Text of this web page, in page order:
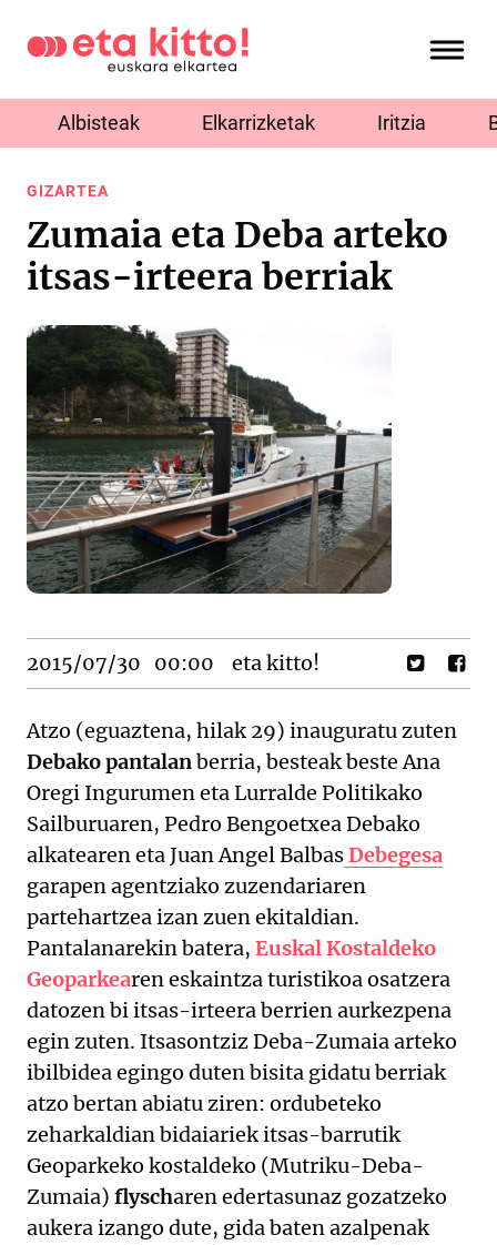
Albisteak Elkarrizketak Iritzia
GIZARTEA
Zumaia eta Deba arteko
itsas-irteera berriak
2015/07/30 00:00 eta kitto!
Atzo (eguaztena, hilak 29) inauguratu zuten
Debako pantalanberria, besteak beste Ana
Oregi Ingurumen eta Lurralde Politikako
Sailburuaren, Pedro Bengoetxea Debako
alkatearen eta Juan Angel BalbasDebegesa
garapen agentziako zuzendariaren
partehartzea izan zuen ekitaldian.
Pantalanarekin batera, Euskal Kostaldeko
Geoparkearen eskaintza turistikoa osatzera
datozen bi itsas-irteera berrien aurkezpena
egin zuten. Itsasontziz Deba-Zumaia arteko
ibilbidea egingo duten bisita gidatu berriak
atzo bertan abiatu ziren: ordubeteko
zeharkaldian bidaiariek itsas-barrutik
Geoparkeko kostaldeko (Mutriku-Deba-
Zumaia) flyscharen edertasunaz gozatzeko
aukera izango dute, gida baten azalpenak